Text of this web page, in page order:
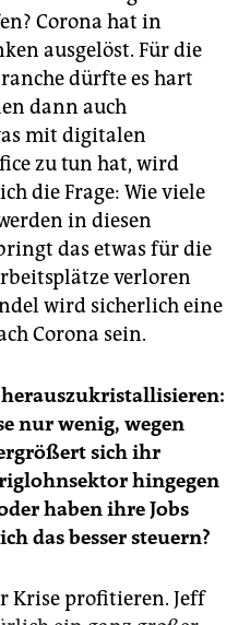
Corona hat in
ausgelöst. Für die
dürfte es hart
dann auch
mit digitalen
zu tun hat, wird
die Frage: Wie viele
in diesen
das etwas für die
verloren
wird sicherlich eine
Corona sein.
nur wenig, wegen
sich ihr
hingegen
haben ihre Jobs
das besser steuern?
Krise profitieren. Jeff